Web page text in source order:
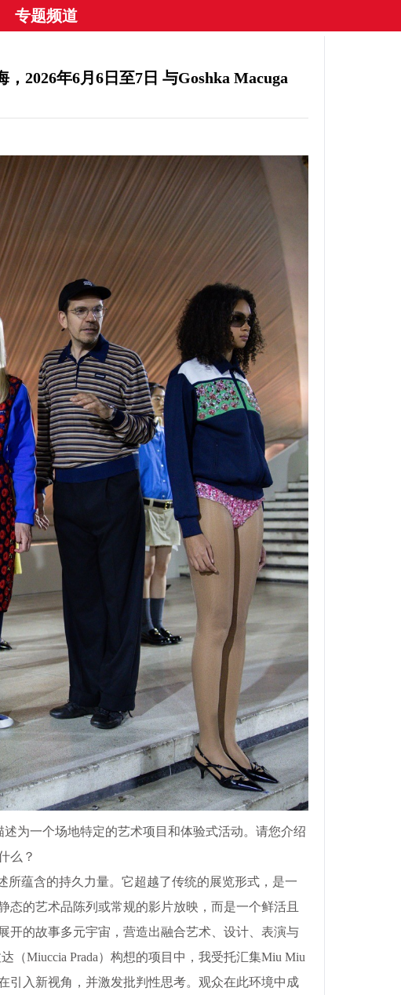
专题频道
2026年6月6日至7日 与Goshka Macuga
述为一个场地特定的艺术项目和体验式活动。请您介绍
么？
所蕴含的持久力量。它超越了传统的展览形式，是一
态的艺术品陈列或常规的影片放映，而是一个鲜活且
的故事多元宇宙，营造出融合艺术、设计、表演与
（Miuccia Prada）构想的项目中，我受托汇集Miu Miu
引入新视角，并激发批判性思考。观众在此环境中成